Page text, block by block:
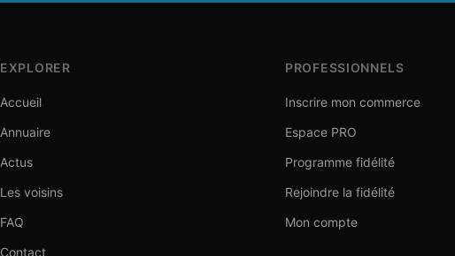
EXPLORER
Accueil
Annuaire
Actus
Les voisins
FAQ
Contact
PROFESSIONNELS
Inscrire mon commerce
Espace PRO
Programme fidélité
Rejoindre la fidélité
Mon compte